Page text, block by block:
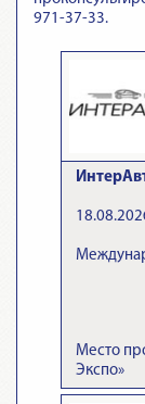
971-37-33.
Место
Экспо»